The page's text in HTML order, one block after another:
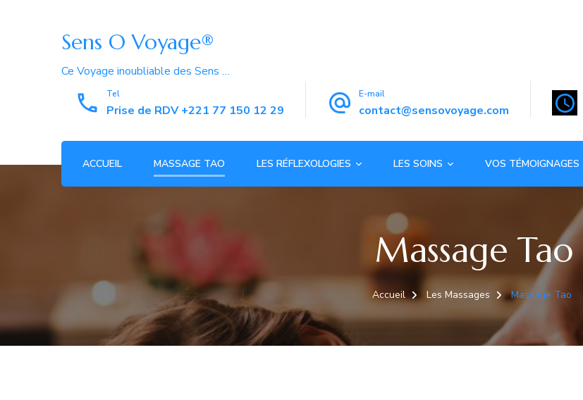
Sens O Voyage®
Ce Voyage inoubliable des Sens …
Tel
Prise de RDV +221 77 150 12 29
E-mail
contact@sensovoyage.com
ACCUEIL MASSAGE TAO LES RÉFLEXOLOGIES LES SOINS VOS TÉMOIGNAGES
Massage Tao
Accueil Les Massages Massage Tao